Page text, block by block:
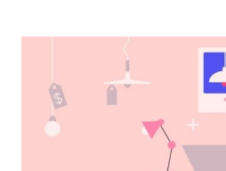
B2B
E-